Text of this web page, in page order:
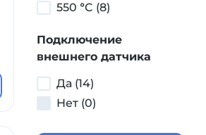
550 °C (8)
Подключение
внешнего датчика
Да (14)
Нет (0)